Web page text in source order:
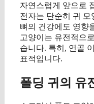
자연스럽게 앞으로
전자는 단순히 귀
뼈의 건강에도 영향
고양이는 유전적으
습니다. 특히, 연골
표적입니다.
폴딩 귀의 유